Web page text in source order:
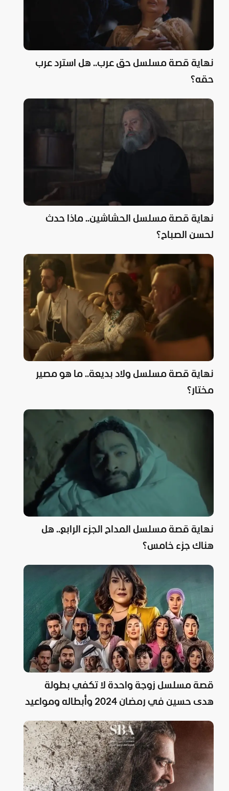
نهاية قصة مسلسل حق عرب.. هل استرد عرب
حقه؟
نهاية قصة مسلسل الحشاشين.. ماذا حدث
لحسن الصباح؟
نهاية قصة مسلسل ولاد بديعة.. ما هو مصير
مختار؟
نهاية قصة مسلسل المداح الجزء الرابع.. هل
هناك جزء خامس؟
قصة مسلسل زوجة واحدة لا تكفي بطولة
هدى حسين في رمضان 2024 وأبطاله ومواعيد